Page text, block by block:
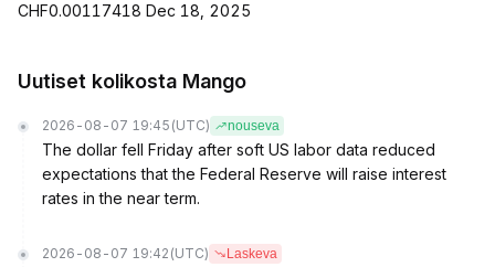
CHF0.00117418 Dec 18, 2025
Uutiset kolikosta Mango
2026-08-07 19:45 (UTC) nouseva
The dollar fell Friday after soft US labor data reduced
expectations that the Federal Reserve will raise interest
rates in the near term.
2026-08-07 19:42 (UTC) Laskeva